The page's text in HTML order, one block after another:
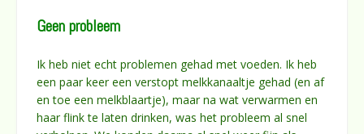
Geen probleem
Ik heb niet echt problemen gehad met voeden. Ik heb
een paar keer een verstopt melkkanaaltje gehad (en af
en toe een melkblaartje), maar na wat verwarmen en
haar flink te laten drinken, was het probleem al snel